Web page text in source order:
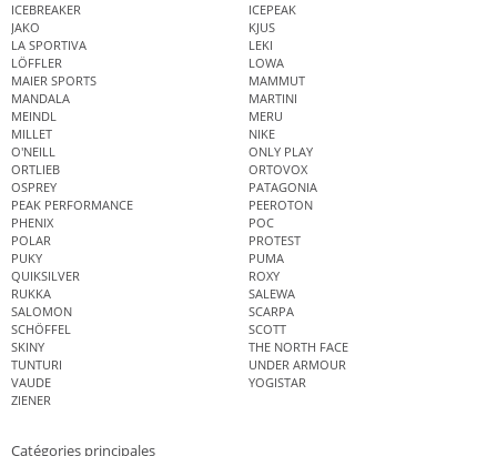
ICEBREAKER
ICEPEAK
JAKO
KJUS
LA SPORTIVA
LEKI
LÖFFLER
LOWA
MAIER SPORTS
MAMMUT
MANDALA
MARTINI
MEINDL
MERU
MILLET
NIKE
O'NEILL
ONLY PLAY
ORTLIEB
ORTOVOX
OSPREY
PATAGONIA
PEAK PERFORMANCE
PEEROTON
PHENIX
POC
POLAR
PROTEST
PUKY
PUMA
QUIKSILVER
ROXY
RUKKA
SALEWA
SALOMON
SCARPA
SCHÖFFEL
SCOTT
SKINY
THE NORTH FACE
TUNTURI
UNDER ARMOUR
VAUDE
YOGISTAR
ZIENER
Catégories principales